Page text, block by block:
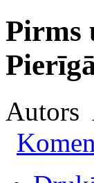
Pirms
Autors